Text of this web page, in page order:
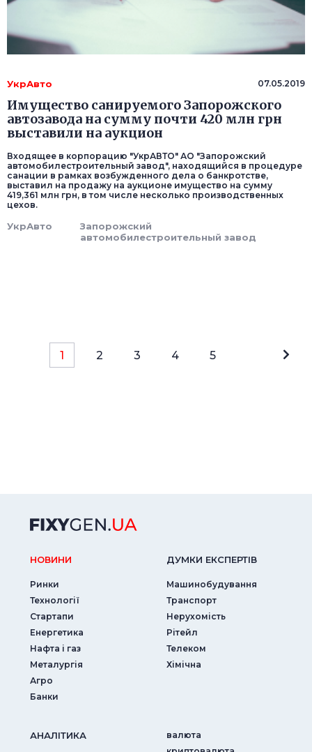
УкрАвто 07.05.2019
Имущество санируемого Запорожского
автозавода на сумму почти 420 млн грн
выставили на аукцион
Входящее в корпорацию "УкрАВТО" АО "Запорожский
автомобилестроительный завод", находящийся в процедуре
санации в рамках возбужденного дела о банкротстве,
выставил на продажу на аукционе имущество на сумму
419,361 млн грн, в том числе несколько производственных
цехов.
УкрАвто
Запорожский
автомобилестроительный завод
1 2 3 4 5
НОВИНИ
Ринки
Технології
Стартапи
Енергетика
Нафта і газ
Металургія
Агро
Банки
ДУМКИ ЕКСПЕРТIВ
Машинобудування
Транспорт
Нерухомість
Рітейл
Телеком
Хімічна
АНАЛIТИКА
валюта